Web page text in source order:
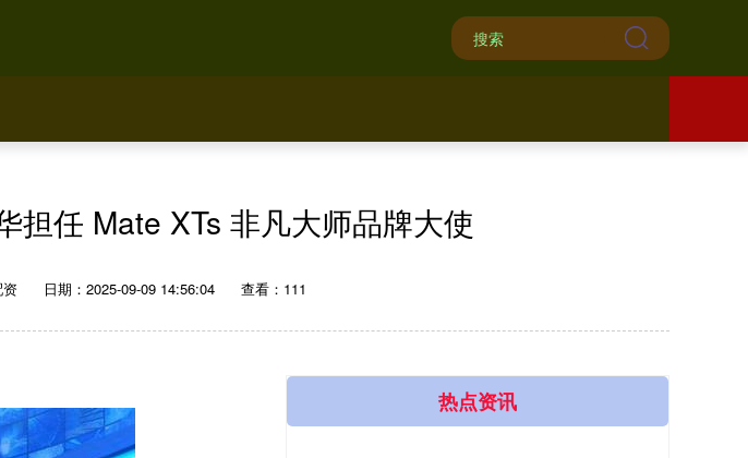
担任 Mate XTs 非凡大师品牌大使
日期：2025-09-09 14:56:04 查看：111
热点资讯